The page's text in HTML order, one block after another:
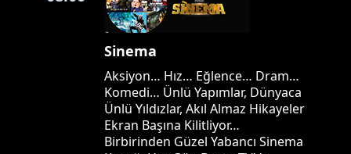
Sinema
Aksiyon… Hız… Eğlence… Dram…
Komedi… Ünlü Yapımlar, Dünyaca
Ünlü Yıldızlar, Akıl Almaz Hikayeler
Ekran Başına Kilitliyor…
Birbirinden Güzel Yabancı Sinema